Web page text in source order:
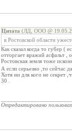
Цитата (ЛД, ООО @
в Ростовской области
Как сказал когда то губер (
отторгает вражий асфальт ,
Ростовская земля тоже
А если серьезно ,то сейчас
Хотя ни для кого не секрет
30 .
Отредактировано